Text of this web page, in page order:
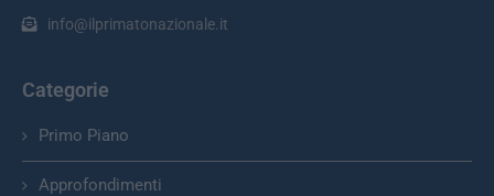
info@ilprimatonazionale.it
Categorie
Primo Piano
Approfondimenti